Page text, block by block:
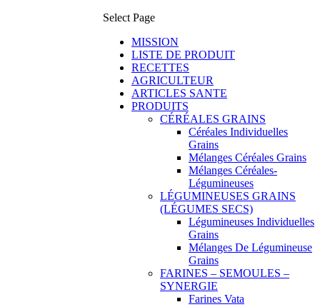
Select Page
MISSION
LISTE DE PRODUIT
RECETTES
AGRICULTEUR
ARTICLES SANTE
PRODUITS
CÉRÉALES GRAINS
Céréales Individuelles
Grains
Mélanges Céréales Grains
Mélanges Céréales-
Légumineuses
LÉGUMINEUSES GRAINS
(LÉGUMES SECS)
Légumineuses Individuelles
Grains
Mélanges De Légumineuse
Grains
FARINES – SEMOULES –
SYNERGIE
Farines Vata